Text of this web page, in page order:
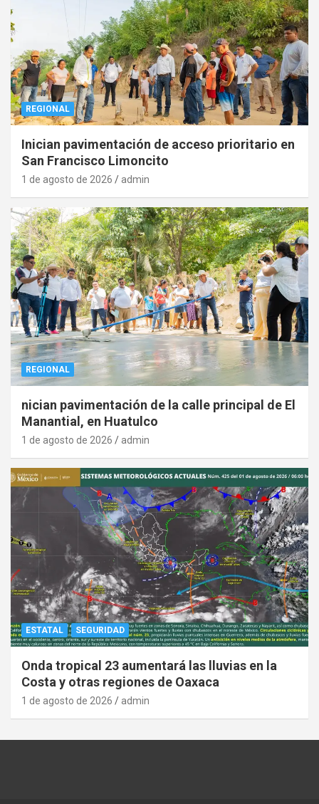
REGIONAL
Inician pavimentación de acceso prioritario en
San Francisco Limoncito
1 de agosto de 2026 admin
REGIONAL
nician pavimentación de la calle principal de El
Manantial, en Huatulco
1 de agosto de 2026 admin
ESTATAL SEGURIDAD
Onda tropical 23 aumentará las lluvias en la
Costa y otras regiones de Oaxaca
1 de agosto de 2026 admin